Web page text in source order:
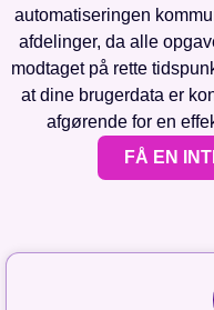
automatiseringen
afdelinger, da alle
modtaget på rette
at dine brugerdata er
afgørende for en
FÅ EN